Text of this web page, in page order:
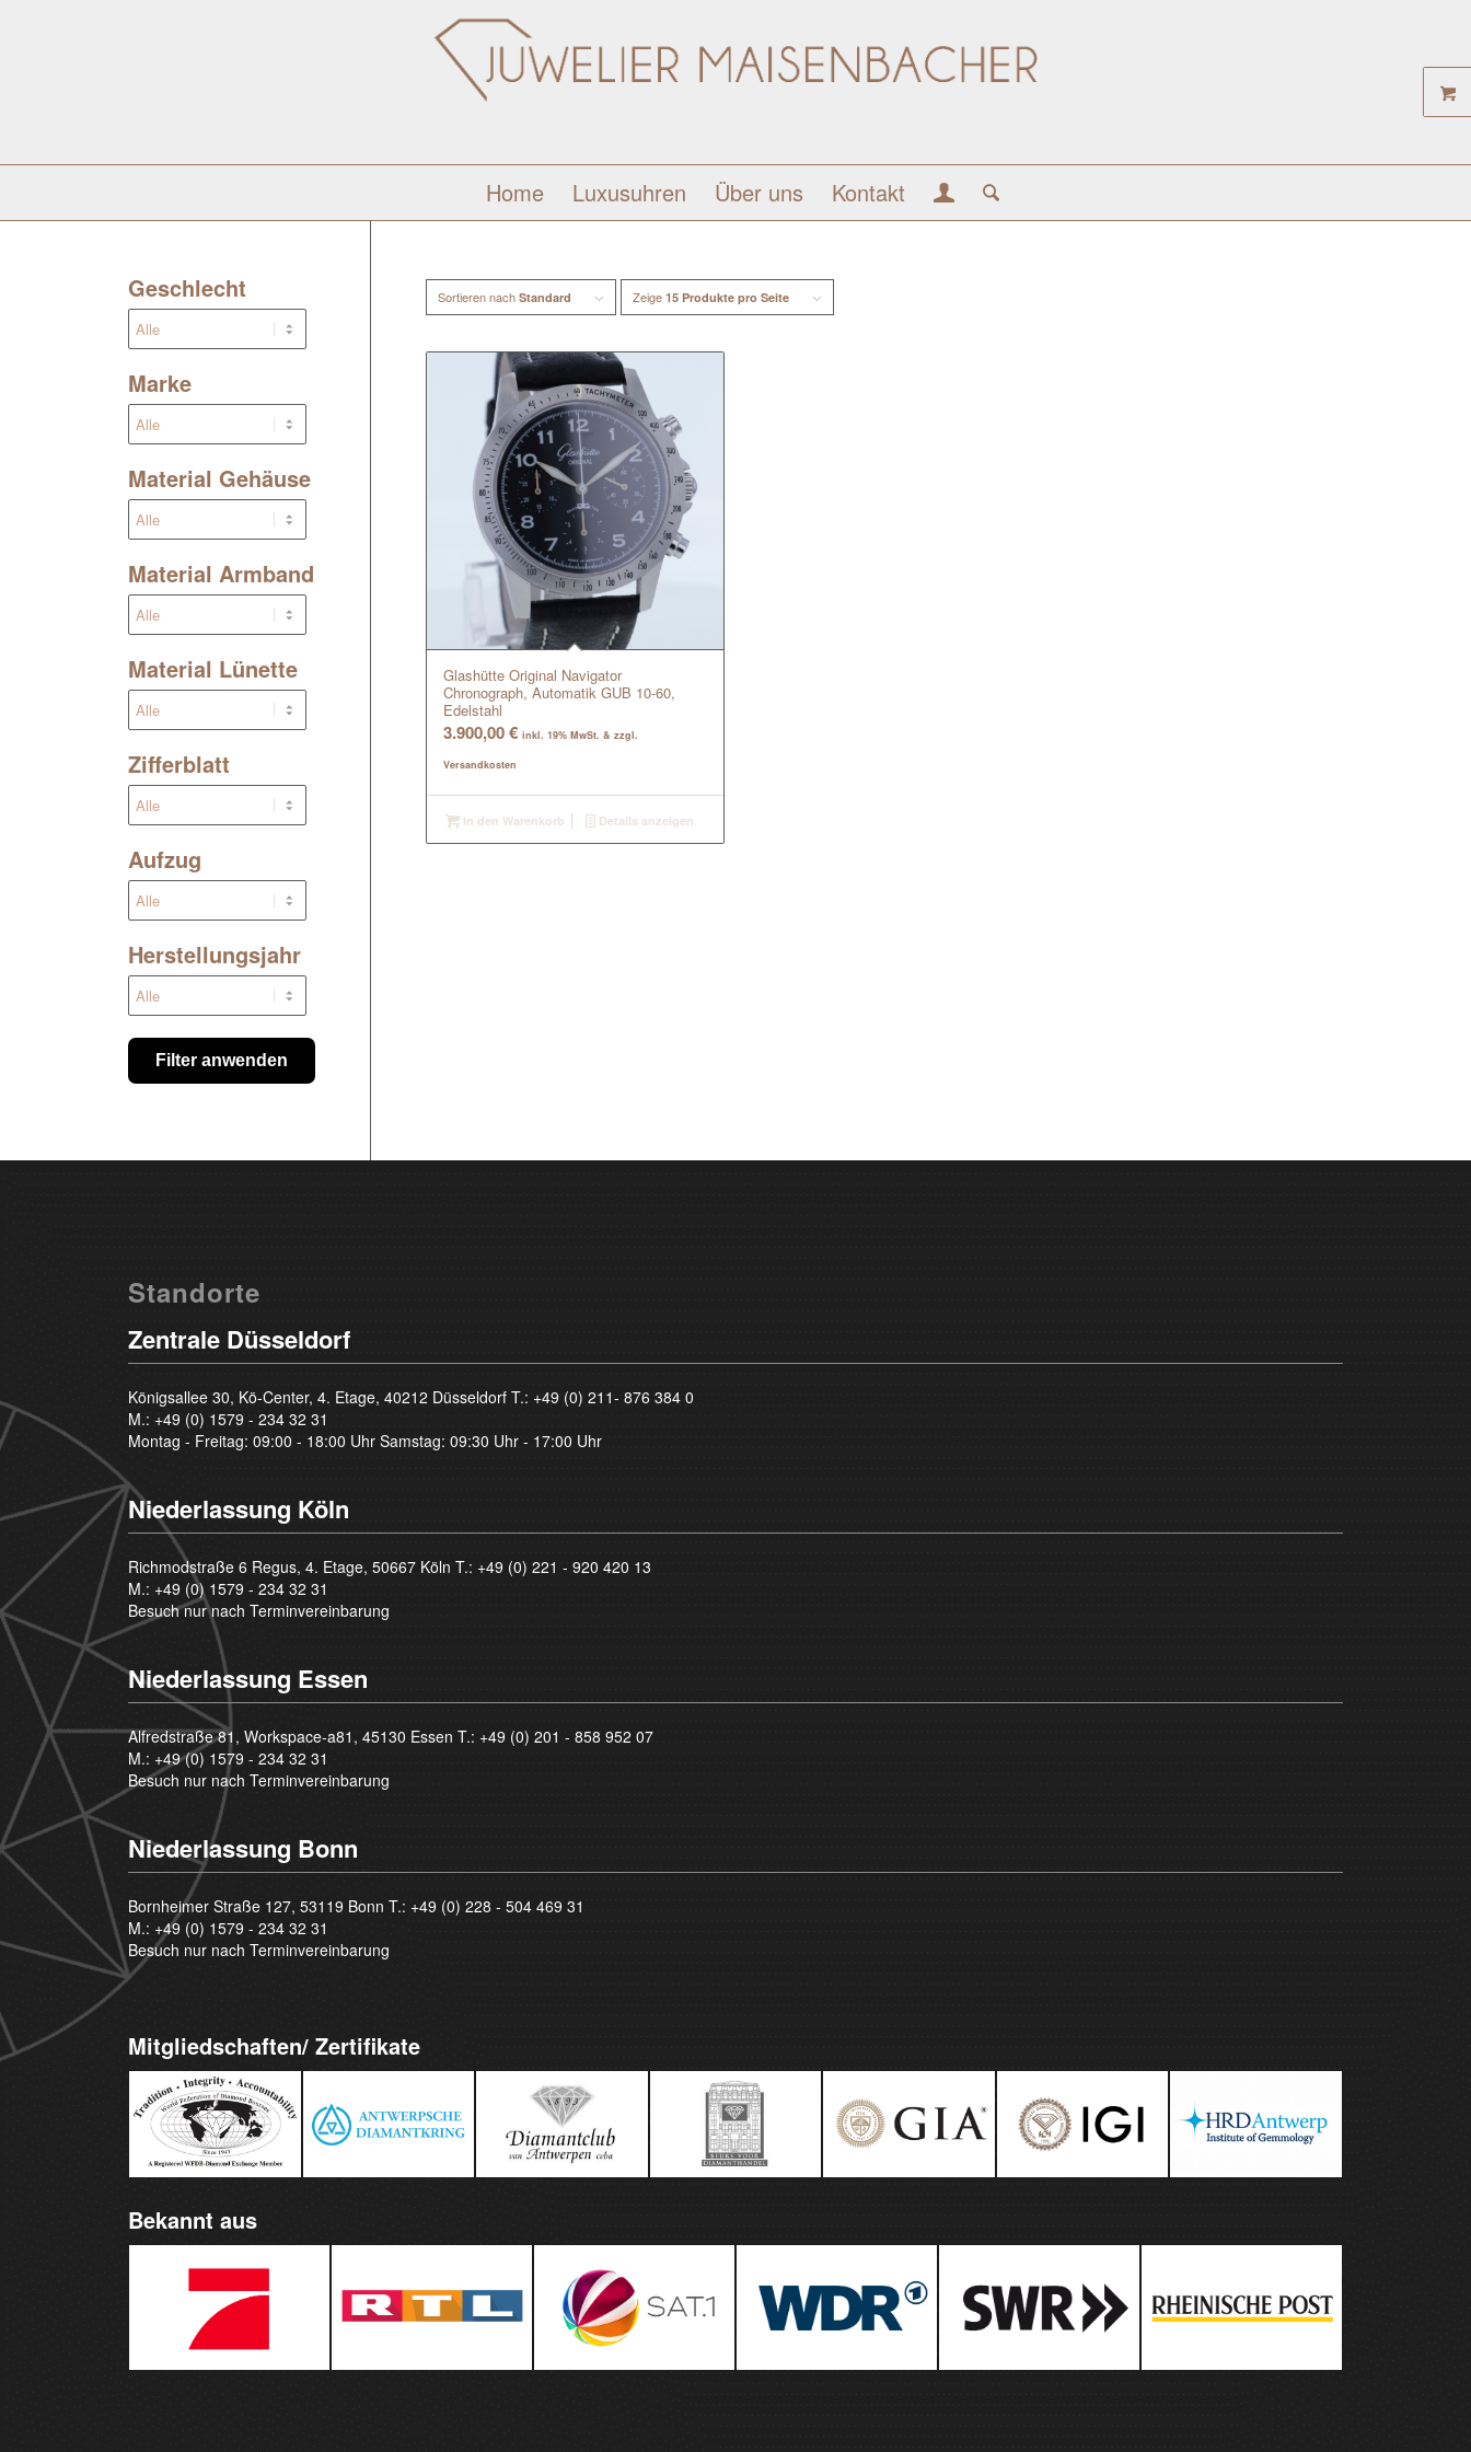
Home Luxusuhren Über uns Kontakt
Sortieren nachStandard Zeige15 Produkte pro Seite
Glashütte Original Navigator
Chronograph, Automatik GUB 10-60,
Edelstahl
3.900,00€ inkl. 19% MwSt. & zzgl.
Versandkosten
In den Warenkorb Details anzeigen
Geschlecht
Marke
Material Gehäuse
Material Armband
Material Lünette
Zifferblatt
Aufzug
Herstellungsjahr
Filter anwenden
Standorte
Zentrale Düsseldorf
Königsallee 30, Kö-Center, 4. Etage, 40212 Düsseldorf T.: +49 (0) 211- 876 384 0
M.: +49 (0) 1579 - 234 32 31
Montag - Freitag: 09:00 - 18:00 Uhr Samstag: 09:30 Uhr - 17:00 Uhr
Niederlassung Köln
Richmodstraße 6 Regus, 4. Etage, 50667 Köln T.: +49 (0) 221 - 920 420 13
M.: +49 (0) 1579 - 234 32 31
Besuch nur nach Terminvereinbarung
Niederlassung Essen
Alfredstraße 81, Workspace-a81, 45130 Essen T.: +49 (0) 201 - 858 952 07
M.: +49 (0) 1579 - 234 32 31
Besuch nur nach Terminvereinbarung
Niederlassung Bonn
Bornheimer Straße 127, 53119 Bonn T.: +49 (0) 228 - 504 469 31
M.: +49 (0) 1579 - 234 32 31
Besuch nur nach Terminvereinbarung
Mitgliedschaften/ Zertifikate
Bekannt aus